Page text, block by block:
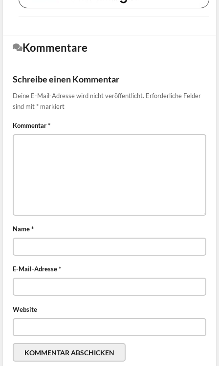
Kommentare
Schreibe einen Kommentar
Deine E-Mail-Adresse wird nicht veröffentlicht. Erforderliche Felder
sind mit * markiert
Kommentar*
Name*
E-Mail-Adresse*
Website